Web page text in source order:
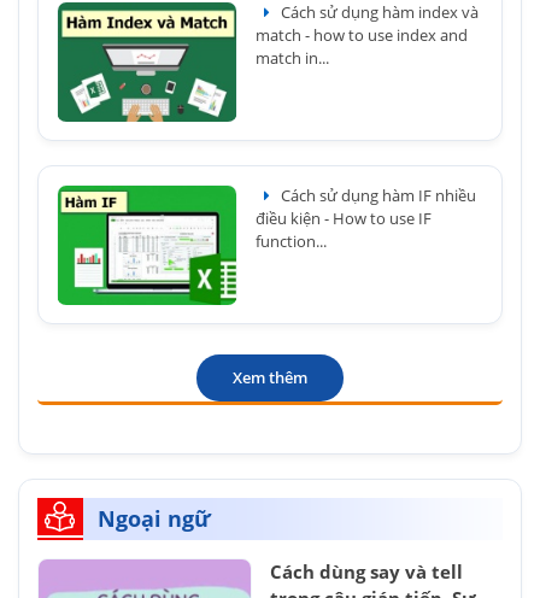
Cách sử dụng hàm index và
match - how to use index and
match in...
Cách sử dụng hàm IF nhiều
điều kiện - How to use IF
function...
Xem thêm
Ngoại ngữ
Cách dùng say và tell